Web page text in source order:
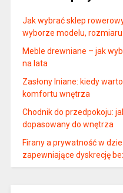
Jak wybrać sklep
wyborze modelu, rozmiaru
Meble drewniane – jak
na lata
Zasłony lniane: kiedy
komfortu wnętrza
Chodnik do przedpokoju:
dopasowany do wnętrza
Firany a prywatność w
zapewniające dyskrecję